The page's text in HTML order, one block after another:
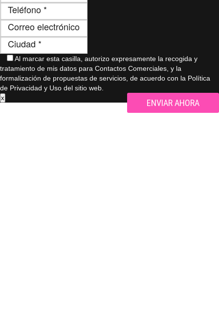
Al marcar esta casilla, autorizo ​​expresamente la recogida y
tratamiento de mis datos para Contactos Comerciales, y la
formalización de propuestas de servicios, de acuerdo con la Política
de Privacidad y Uso del sitio web.
x